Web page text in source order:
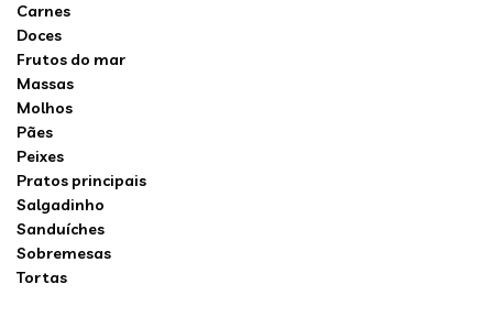
Carnes
Doces
Frutos do mar
Massas
Molhos
Pães
Peixes
Pratos principais
Salgadinho
Sanduíches
Sobremesas
Tortas